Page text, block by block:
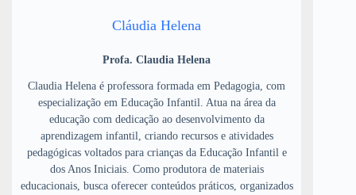
Cláudia Helena
Profa. Claudia Helena
Claudia Helena é professora formada em Pedagogia, com
especialização em Educação Infantil. Atua na área da
educação com dedicação ao desenvolvimento da
aprendizagem infantil, criando recursos e atividades
pedagógicas voltados para crianças da Educação Infantil e
dos Anos Iniciais. Como produtora de materiais
educacionais, busca oferecer conteúdos práticos, organizados